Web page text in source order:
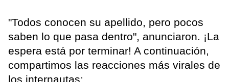
"Todos conocen su apellido, pero pocos
saben lo que pasa dentro", anunciaron. ¡La
espera está por terminar! A continuación,
compartimos las reacciones más virales de
los internautas: